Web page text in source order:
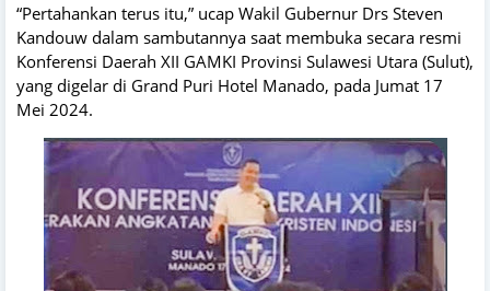
“Pertahankan terus itu,” ucap Wakil Gubernur Drs Steven
Kandouw dalam sambutannya saat membuka secara resmi
Konferensi Daerah XII GAMKI Provinsi Sulawesi Utara (Sulut),
yang digelar di Grand Puri Hotel Manado, pada Jumat 17
Mei 2024.